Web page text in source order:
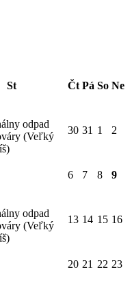
St Čt Pá So Ne
odpad
(Veľký
30 31 1 2
6 7 8 9
odpad
(Veľký
13 14 15 16
20 21 22 23